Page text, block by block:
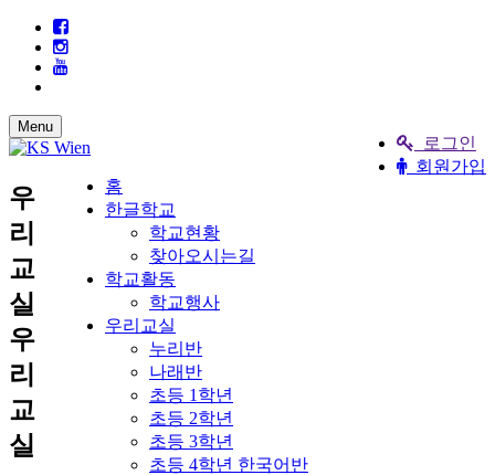
로그인
회원가입
Menu
홈
한글학교
학교현황
찾아오시는길
학교활동
학교행사
우리교실
누리반
나래반
초등 1학년
초등 2학년
초등 3학년
초등 4학년 한국어반
우
리
교
실
우
리
교
실